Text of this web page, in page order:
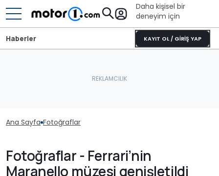
Daha kişisel bir
deneyim için
KAYIT OL / GİRİŞ YAP
Haberler
Ana Sayfa Fotoğraflar
Fotoğraflar - Ferrari’nin
Maranello müzesi genişletildi